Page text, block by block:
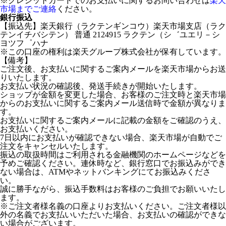
市場までご連絡 ください。
銀行振込
【振込先】楽天銀行（ラクテンギンコウ）楽天市場支店（ラク
テンイチバシテン） 普通 2124915 ラクテン（シ゛ユエリ－シ
ヨツフ゜ハナ
※この口座の権利は楽天グループ株式会社が保有しています。
【備考】
ご注文後、お支払いに関するご案内メールを楽天市場からお送
りいたします。
お支払い状況の確認後、発送手続きが開始いたします。
ショップが金額を変更した場合、お客様のご注文時と楽天市場
からのお支払いに関するご案内メール送信時で金額が異なりま
す。
お支払いに関するご案内メールに記載の金額をご確認のうえ、
お支払いください。
7日以内にお支払いが確認できない場合、楽天市場が自動でご
注文をキャンセルいたします。
振込の取扱時間はご利用される金融機関のホームページなどを
予めご確認ください。連休時など、銀行窓口でお振込みができ
ない場合は、ATMやネットバンキングにてお振込みくださ
い。
誠に勝手ながら、振込手数料はお客様のご負担でお願いいたし
ます。
※ご注文者様名義の口座よりお支払いください。ご注文者様以
外の名義でお支払いいただいた場合、お支払いの確認ができな
い場合がございます。